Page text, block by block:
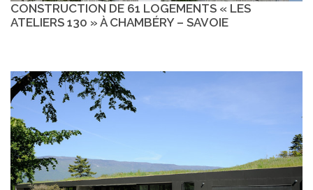
CONSTRUCTION DE 61 LOGEMENTS « LES
ATELIERS 130 » À CHAMBÉRY – SAVOIE